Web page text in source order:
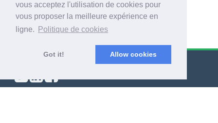
vous acceptez l'utilisation de cookies pour
vous proposer la meilleure expérience en
ligne.
Politique de cookies
Got it! Allow cookies
© Export Worldwide 2026